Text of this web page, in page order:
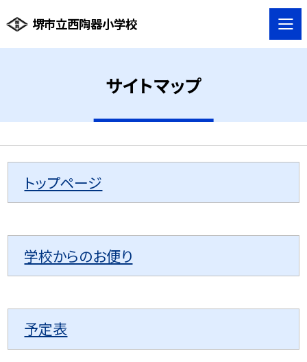
堺市立西陶器小学校
サイトマップ
トップページ
学校からのお便り
予定表